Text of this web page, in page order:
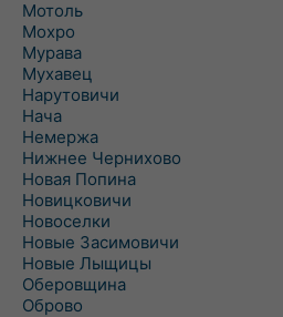
Мотоль
Мохро
Мурава
Мухавец
Нарутовичи
Нача
Немержа
Нижнее Чернихово
Новая Попина
Новицковичи
Новоселки
Новые Засимовичи
Новые Лыщицы
Оберовщина
Оброво